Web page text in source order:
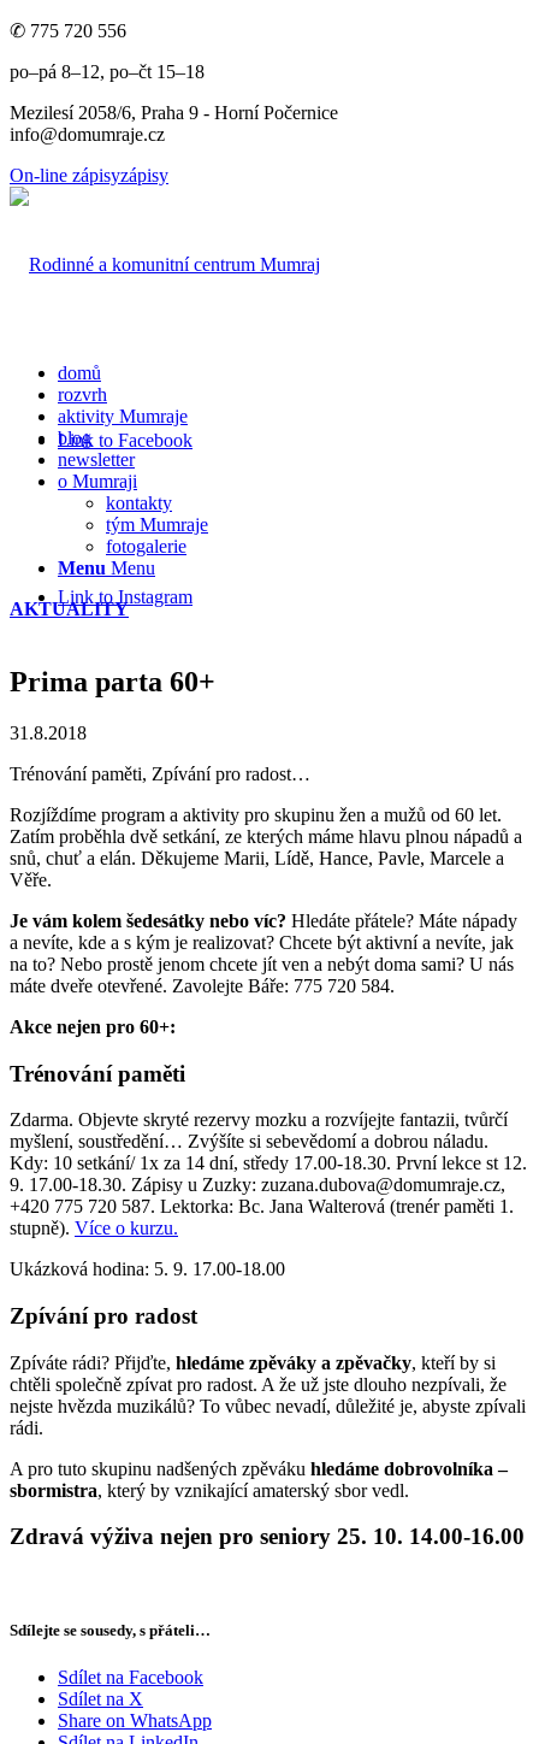
✆ 775 720 556
po–pá 8–12, po–čt 15–18
Mezilesí 2058/6, Praha 9 - Horní Počernice
info@domumraje.cz
On-line zápisyzápisy
Link to Facebook
Link to Instagram
domů
rozvrh
aktivity Mumraje
blog
newsletter
o Mumraji
kontakty
tým Mumraje
fotogalerie
Menu Menu
AKTUALITY
Prima parta 60+
31.8.2018
Trénování paměti, Zpívání pro radost…
Rozjíždíme program a aktivity pro skupinu žen a mužů od 60 let.
Zatím proběhla dvě setkání, ze kterých máme hlavu plnou nápadů a
snů, chuť a elán. Děkujeme Marii, Lídě, Hance, Pavle, Marcele a
Věře.
Je vám kolem šedesátky nebo víc? Hledáte přátele? Máte nápady
a nevíte, kde a s kým je realizovat? Chcete být aktivní a nevíte, jak
na to? Nebo prostě jenom chcete jít ven a nebýt doma sami? U nás
máte dveře otevřené. Zavolejte Báře: 775 720 584.
Akce nejen pro 60+:
Trénování paměti
Zdarma. Objevte skryté rezervy mozku a rozvíjejte fantazii, tvůrčí
myšlení, soustředění… Zvýšíte si sebevědomí a dobrou náladu.
Kdy: 10 setkání/ 1x za 14 dní, středy 17.00-18.30. První lekce st 12.
9. 17.00-18.30. Zápisy u Zuzky: zuzana.dubova@domumraje.cz,
+420 775 720 587. Lektorka: Bc. Jana Walterová (trenér paměti 1.
stupně). Více o kurzu.
Ukázková hodina: 5. 9. 17.00-18.00
Zpívání pro radost
Zpíváte rádi? Přijďte, hledáme zpěváky a zpěvačky, kteří by si
chtěli společně zpívat pro radost. A že už jste dlouho nezpívali, že
nejste hvězda muzikálů? To vůbec nevadí, důležité je, abyste zpívali
rádi.
A pro tuto skupinu nadšených zpěváku hledáme dobrovolníka –
sbormistra, který by vznikající amaterský sbor vedl.
Zdravá výživa nejen pro seniory 25. 10. 14.00-16.00
Sdílejte se sousedy, s přáteli…
Sdílet na Facebook
Sdílet na X
Share on WhatsApp